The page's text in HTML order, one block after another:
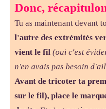
Donc,
Tu as maintenant devant
l'autre des extrémités
vient le fil (oui c'est
n'en avais pas besoin
Avant de tricoter ta
sur le fil), place le